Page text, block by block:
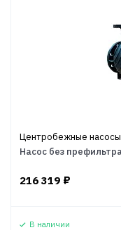
Центробежные
Насос без
216 319 ₽
В наличии